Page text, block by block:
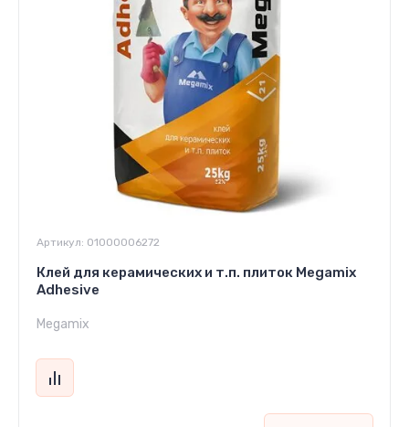
Артикул: 01000006272
Клей для керамических и т.п. плиток Megamix
Adhesive
Megamix